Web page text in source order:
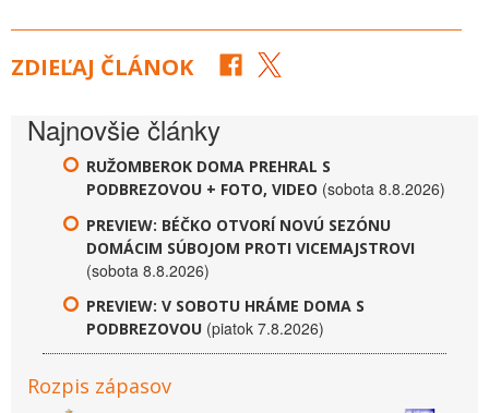
ZDIEĽAJ ČLÁNOK
Najnovšie články
RUŽOMBEROK DOMA PREHRAL S
PODBREZOVOU + FOTO, VIDEO (sobota 8.8.2026)
PREVIEW: BÉČKO OTVORÍ NOVÚ SEZÓNU
DOMÁCIM SÚBOJOM PROTI VICEMAJSTROVI
(sobota 8.8.2026)
PREVIEW: V SOBOTU HRÁME DOMA S
PODBREZOVOU (piatok 7.8.2026)
Rozpis zápasov